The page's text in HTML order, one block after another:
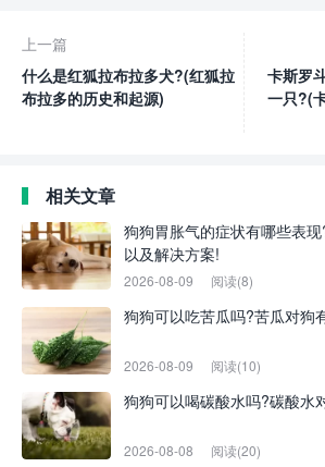
上一篇
什么是红狐拉布拉多犬?(红狐拉
布拉多的历史和起源)
卡斯罗
一只?(
相关文章
狗狗胃胀气的症状有哪些表
以及解决方案!
2026-08-09 阅读(8)
狗狗可以吃苦瓜吗?苦瓜对狗
2026-08-09 阅读(10)
狗狗可以喝碳酸水吗?碳酸水
2026-08-08 阅读(20)